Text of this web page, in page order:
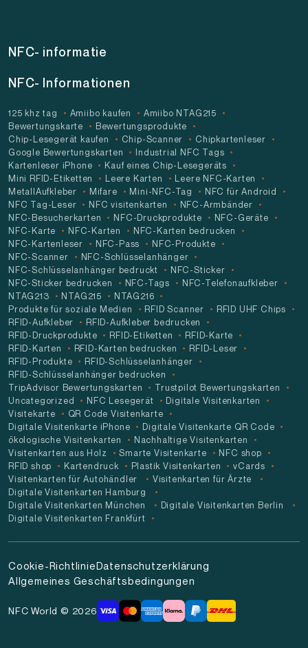
NFC- informatie
NFC- Informationen
125 khz tag Amiibo kaufen
Amiibo NTAG215
Bewertungskarte
Bewertungsprodukte
Chip-Lesegerät kaufen
Chip-Scanner
Chipkartenleser
Google Bewertungskarten
Industrial NFC Tags
Kartenleser iPhone
Kauf eines Chip-Lesegeräts
Mini RFID-Etiketten
Leere Karten
Leere NFC-Karten
MetallAufkleber
Mifare Mini-NFC-Tag
NFC für Android
NFC Tag-Leser
NFC visitenkarten
NFC-Armbänder
NFC-Besucherkarten
NFC-Druckprodukte
NFC-Geräte
NFC-Karte
NFC-Karten
NFC-Karten bedrucken
NFC-Kartenleser
NFC-Pass
NFC-Produkte
NFC-Scanner
NFC-Schlüsselanhänger
NFC-Schlüsselanhänger bedruckt
NFC-Sticker
NFC-Sticker bedrucken
NFC-Tags
NFC-Telefonaufkleber
NTAG213
NTAG215
NTAG216
Produkte für soziale Medien
RFID Scanner
RFID UHF Chips
RFID-Aufkleber
RFID-Aufkleber bedrucken
RFID-Druckprodukte
RFID-Etiketten
RFID-Karte
RFID-Karten
RFID-Karten bedrucken
RFID-Leser
RFID-Produkte
RFID-Schlüsselanhänger
RFID-Schlüsselanhänger bedrucken
TripAdvisor Bewertungskarten
Trustpilot Bewertungskarten
Uncategorized
NFC Lesegerät
Digitale Visitenkarten
Visitekarte
QR Code Visitenkarte
Digitale Visitenkarte iPhone
Digitale Visitenkarte QR Code
ökologische Visitenkarten
Nachhaltige Visitenkarten
Visitenkarten aus Holz
Smarte Visitenkarte
NFC shop
RFID shop
Kartendruck Plastik Visitenkarten
vCards
Visitenkarten für Autohändler
Visitenkarten für Ärzte
Digitale Visitenkarten Hamburg
Digitale Visitenkarten München
Digitale Visitenkarten Berlin
Digitale Visitenkarten Frankfürt
Cookie-RichtlinieDatenschutzerklärung
Allgemeines Geschäftsbedingungen
NFC World © 2026